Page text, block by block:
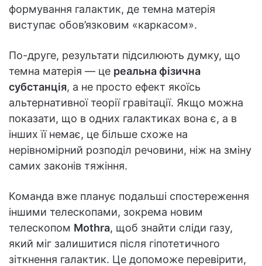
формування галактик, де темна матерія
виступає обов’язковим «каркасом».
По-друге, результати підсилюють думку, що
темна матерія — це реальна фізична
субстанція, а не просто ефект якоїсь
альтернативної теорії гравітації. Якщо можна
показати, що в одних галактиках вона є, а в
інших її немає, це більше схоже на
нерівномірний розподіл речовини, ніж на зміну
самих законів тяжіння.
Команда вже планує подальші спостереження
іншими телескопами, зокрема новим
телескопом Mothra, щоб знайти сліди газу,
який міг залишитися після гіпотетичного
зіткнення галактик. Це допоможе перевірити,